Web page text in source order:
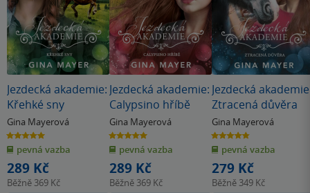
Jezdecká akademie:
Křehké sny
Gina Mayerová
5.0
z
5
hvězdiček
pevná vazba
289 Kč
Běžně 369 Kč
Jezdecká akademie:
Calypsino hříbě
Gina Mayerová
5.0
z
5
hvězdiček
pevná vazba
289 Kč
Běžně 369 Kč
Jezdecká
Ztracená důvěra
Gina Mayerová
4.8
z
5
hvězdiček
pevná vazba
279 Kč
Běžně 349 Kč